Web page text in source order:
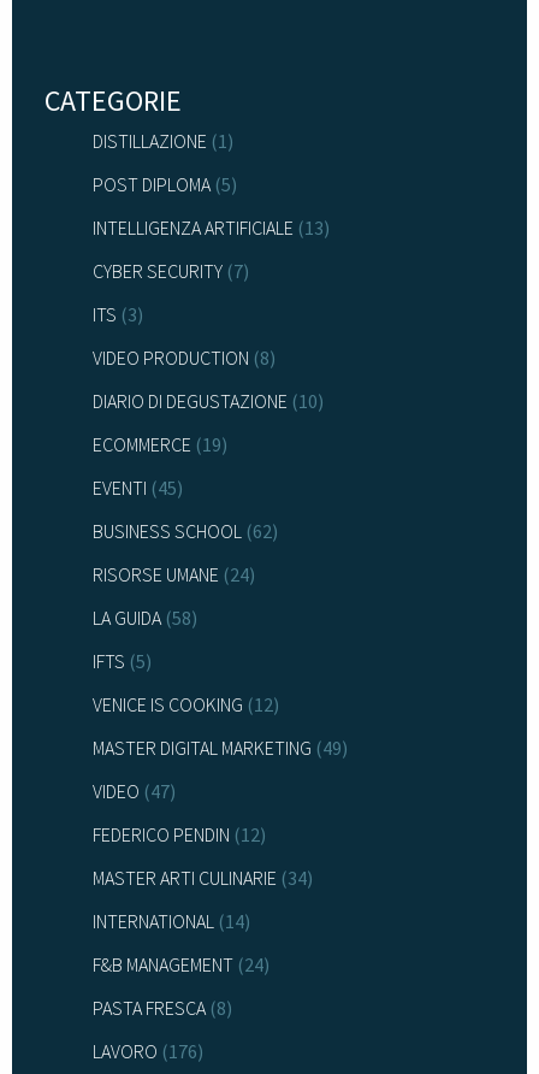
CATEGORIE
DISTILLAZIONE (1)
POST DIPLOMA (5)
INTELLIGENZA ARTIFICIALE (13)
CYBER SECURITY (7)
ITS (3)
VIDEO PRODUCTION (8)
DIARIO DI DEGUSTAZIONE (10)
ECOMMERCE (19)
EVENTI (45)
BUSINESS SCHOOL (62)
RISORSE UMANE (24)
LA GUIDA (58)
IFTS (5)
VENICE IS COOKING (12)
MASTER DIGITAL MARKETING (49)
VIDEO (47)
FEDERICO PENDIN (12)
MASTER ARTI CULINARIE (34)
INTERNATIONAL (14)
F&B MANAGEMENT (24)
PASTA FRESCA (8)
LAVORO (176)